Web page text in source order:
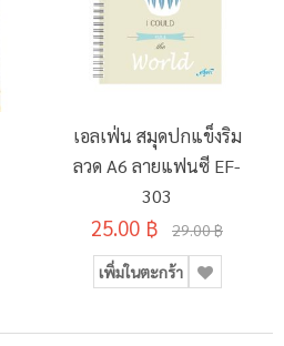
เอลเฟ่น สมุดปกแข็งริม
ลวด A6 ลายแฟนซี EF-
303
25.00 ฿ 29.00 ฿
เพิ่มในตะกร้า